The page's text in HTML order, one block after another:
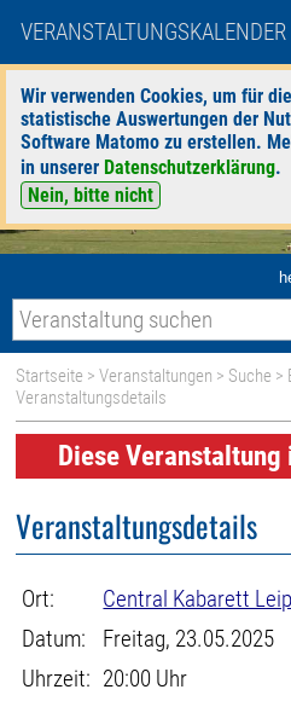
Wir verwenden Cookies, um für
statistische Auswertungen der
Software Matomo zu erstellen.
in unserer Datenschutzerklärung.
Nein, bitte nicht
Startseite >Veranstaltungen > Suche >
Veranstaltungsdetails
Diese
Veranstaltungsdetails
Ort:
Central Kabarett
Datum:
Freitag, 23.05.2025
Uhrzeit: 20:00 Uhr